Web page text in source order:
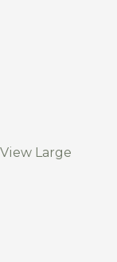
View Large